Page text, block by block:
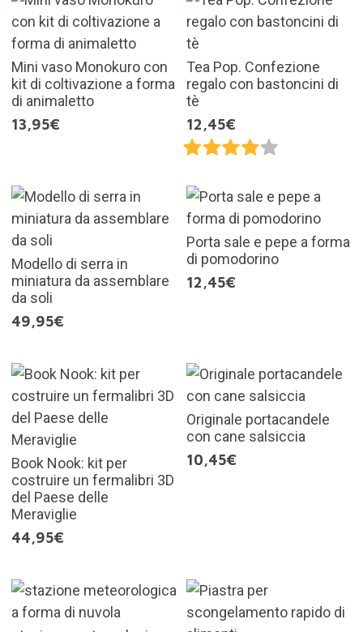
Mini vaso Monokuro con
kit di coltivazione a forma
di animaletto
13,95€
Tea Pop. Confezione
regalo con bastoncini di
tè
12,45€
Modello di serra in
miniatura da assemblare
da soli
49,95€
Porta sale e pepe a forma
di pomodorino
12,45€
Book Nook: kit per
costruire un fermalibri 3D
del Paese delle
Meraviglie
44,95€
Originale portacandele
con cane salsiccia
10,45€